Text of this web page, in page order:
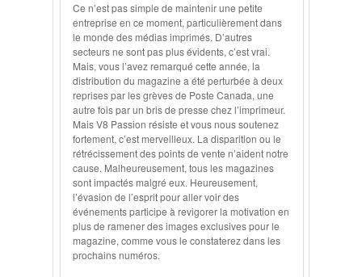
Ce n’est pas simple de maintenir une petite
entreprise en ce moment, particulièrement dans
le monde des médias imprimés. D’autres
secteurs ne sont pas plus évidents, c’est vrai.
Mais, vous l’avez remarqué cette année, la
distribution du magazine a été perturbée à deux
reprises par les grèves de Poste Canada, une
autre fois par un bris de presse chez l’imprimeur.
Mais V8 Passion résiste et vous nous soutenez
fortement, c’est merveilleux. La disparition ou le
rétrécissement des points de vente n’aident notre
cause. Malheureusement, tous les magazines
sont impactés malgré eux. Heureusement,
l’évasion de l’esprit pour aller voir des
événements participe à revigorer la motivation en
plus de ramener des images exclusives pour le
magazine, comme vous le constaterez dans les
prochains numéros.